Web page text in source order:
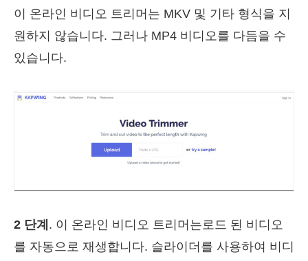
이 온라인 비디오 트리머는 MKV 및 기타 형식을 지
원하지 않습니다. 그러나 MP4 비디오를 다듬을 수
있습니다.
2 단계 . 이 온라인 비디오 트리머는로드 된 비디오
를 자동으로 재생합니다. 슬라이더를 사용하여 비디